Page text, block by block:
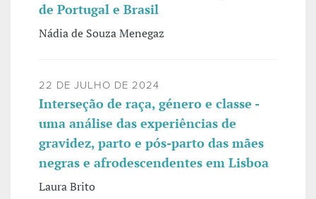
de Portugal e Brasil
Nádia de Souza Menegaz
22 DE JULHO DE 2024
Interseção de raça, género e classe -
uma análise das experiências de
gravidez, parto e pós-parto das mães
negras e afrodescendentes em Lisboa
Laura Brito